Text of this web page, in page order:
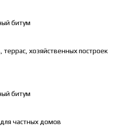
битум
хозяйственных построек
битум
частных домов